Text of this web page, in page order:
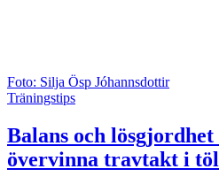
Foto: Silja Ösp Jóhannsdottir
Träningstips
Balans och
övervinna travtakt i